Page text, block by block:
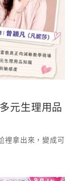
元生理用品
裡拿出來，變成可